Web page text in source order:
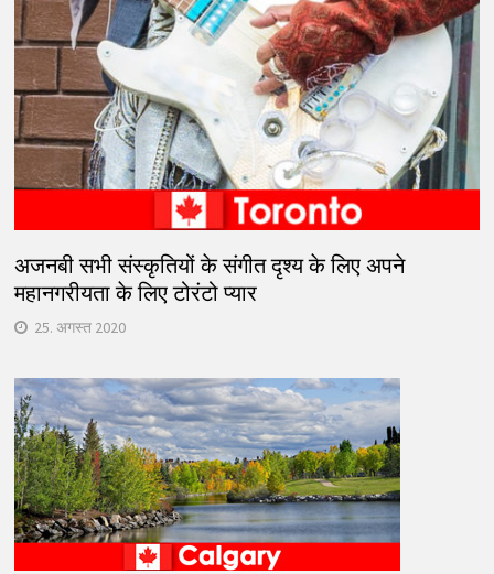
अजनबी सभी संस्कृतियों के संगीत दृश्य के लिए अपने
महानगरीयता के लिए टोरंटो प्यार
25. अगस्त 2020